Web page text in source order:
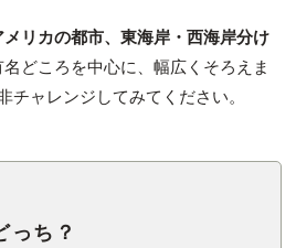
メリカの都市、東海岸・西海岸分け
どころを中心に、幅広くそろえま
非チャレンジしてみてください。
っち？